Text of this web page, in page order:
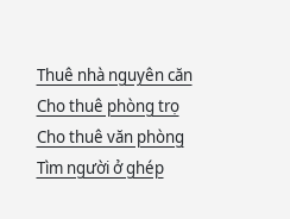
Thuê nhà nguyên căn
Cho thuê phòng trọ
Cho thuê văn phòng
Tìm người ở ghép